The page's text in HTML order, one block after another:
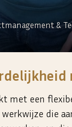
&
met een
werkwijze die